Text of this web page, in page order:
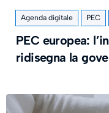
Agenda digitale PEC
PEC europea:
ridisegna la